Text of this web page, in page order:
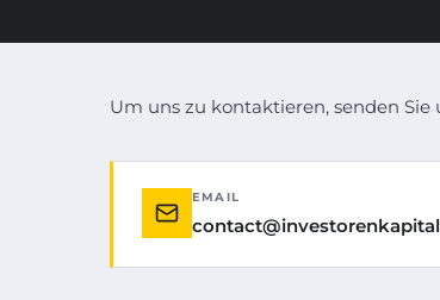
Um uns zu kontaktieren, senden Sie
EMAIL